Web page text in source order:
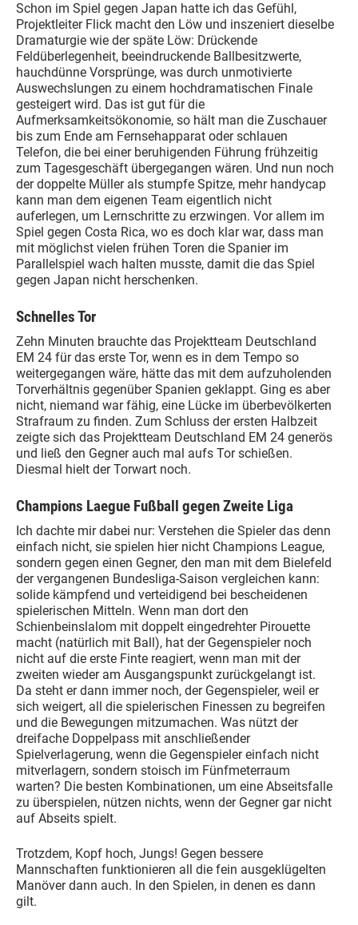
Schon im Spiel gegen Japan hatte ich das Gefühl,
Projektleiter Flick macht den Löw und inszeniert dieselbe
Dramaturgie wie der späte Löw: Drückende
Feldüberlegenheit, beeindruckende Ballbesitzwerte,
hauchdünne Vorsprünge, was durch unmotivierte
Auswechslungen zu einem hochdramatischen Finale
gesteigert wird. Das ist gut für die
Aufmerksamkeitsökonomie, so hält man die Zuschauer
bis zum Ende am Fernsehapparat oder schlauen
Telefon, die bei einer beruhigenden Führung frühzeitig
zum Tagesgeschäft übergegangen wären. Und nun noch
der doppelte Müller als stumpfe Spitze, mehr handycap
kann man dem eigenen Team eigentlich nicht
auferlegen, um Lernschritte zu erzwingen. Vor allem im
Spiel gegen Costa Rica, wo es doch klar war, dass man
mit möglichst vielen frühen Toren die Spanier im
Parallelspiel wach halten musste, damit die das Spiel
gegen Japan nicht herschenken.
Schnelles Tor
Zehn Minuten brauchte das Projektteam Deutschland
EM 24 für das erste Tor, wenn es in dem Tempo so
weitergegangen wäre, hätte das mit dem aufzuholenden
Torverhältnis gegenüber Spanien geklappt. Ging es aber
nicht, niemand war fähig, eine Lücke im überbevölkerten
Strafraum zu finden. Zum Schluss der ersten Halbzeit
zeigte sich das Projektteam Deutschland EM 24 generös
und ließ den Gegner auch mal aufs Tor schießen.
Diesmal hielt der Torwart noch.
Champions Laegue Fußball gegen Zweite Liga
Ich dachte mir dabei nur: Verstehen die Spieler das denn
einfach nicht, sie spielen hier nicht Champions League,
sondern gegen einen Gegner, den man mit dem Bielefeld
der vergangenen Bundesliga-Saison vergleichen kann:
solide kämpfend und verteidigend bei bescheidenen
spielerischen Mitteln. Wenn man dort den
Schienbeinslalom mit doppelt eingedrehter Pirouette
macht (natürlich mit Ball), hat der Gegenspieler noch
nicht auf die erste Finte reagiert, wenn man mit der
zweiten wieder am Ausgangspunkt zurückgelangt ist.
Da steht er dann immer noch, der Gegenspieler, weil er
sich weigert, all die spielerischen Finessen zu begreifen
und die Bewegungen mitzumachen. Was nützt der
dreifache Doppelpass mit anschließender
Spielverlagerung, wenn die Gegenspieler einfach nicht
mitverlagern, sondern stoisch im Fünfmeterraum
warten? Die besten Kombinationen, um eine Abseitsfalle
zu überspielen, nützen nichts, wenn der Gegner gar nicht
auf Abseits spielt.
Trotzdem, Kopf hoch, Jungs! Gegen bessere
Mannschaften funktionieren all die fein ausgeklügelten
Manöver dann auch. In den Spielen, in denen es dann
gilt.